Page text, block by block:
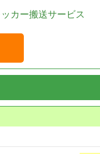
カー搬送サービス